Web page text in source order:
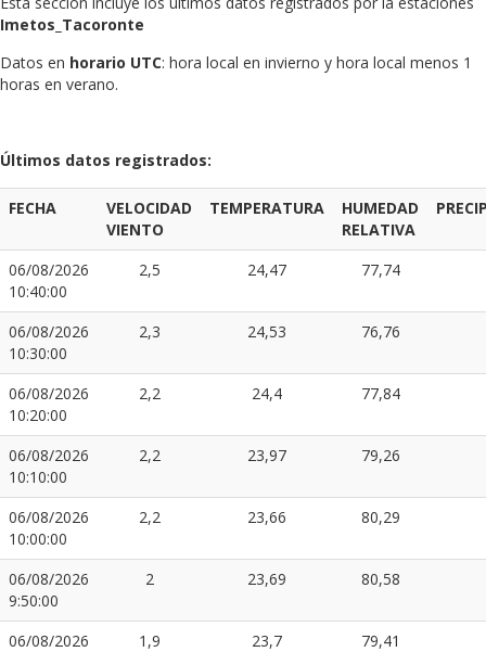
Imetos_Tacoronte
Datos en horario UTC: hora local en invierno y hora local menos 1
horas en verano.
Últimos datos registrados:
FECHA
VELOCIDAD
VIENTO
TEMPERATURA
HUMEDAD
RELATIVA
06/08/2026
10:40:00
2,5 24,47 77,74
06/08/2026
10:30:00
2,3 24,53 76,76
06/08/2026
10:20:00
2,2 24,4 77,84
06/08/2026
10:10:00
2,2 23,97 79,26
06/08/2026
10:00:00
2,2 23,66 80,29
06/08/2026
9:50:00
2 23,69 80,58
06/08/2026
1,9 23,7 79,41